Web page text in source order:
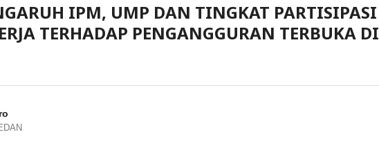
IPM, UMP DAN TINGKAT PARTISIPASI
TERHADAP PENGANGGURAN TERBUKA DI